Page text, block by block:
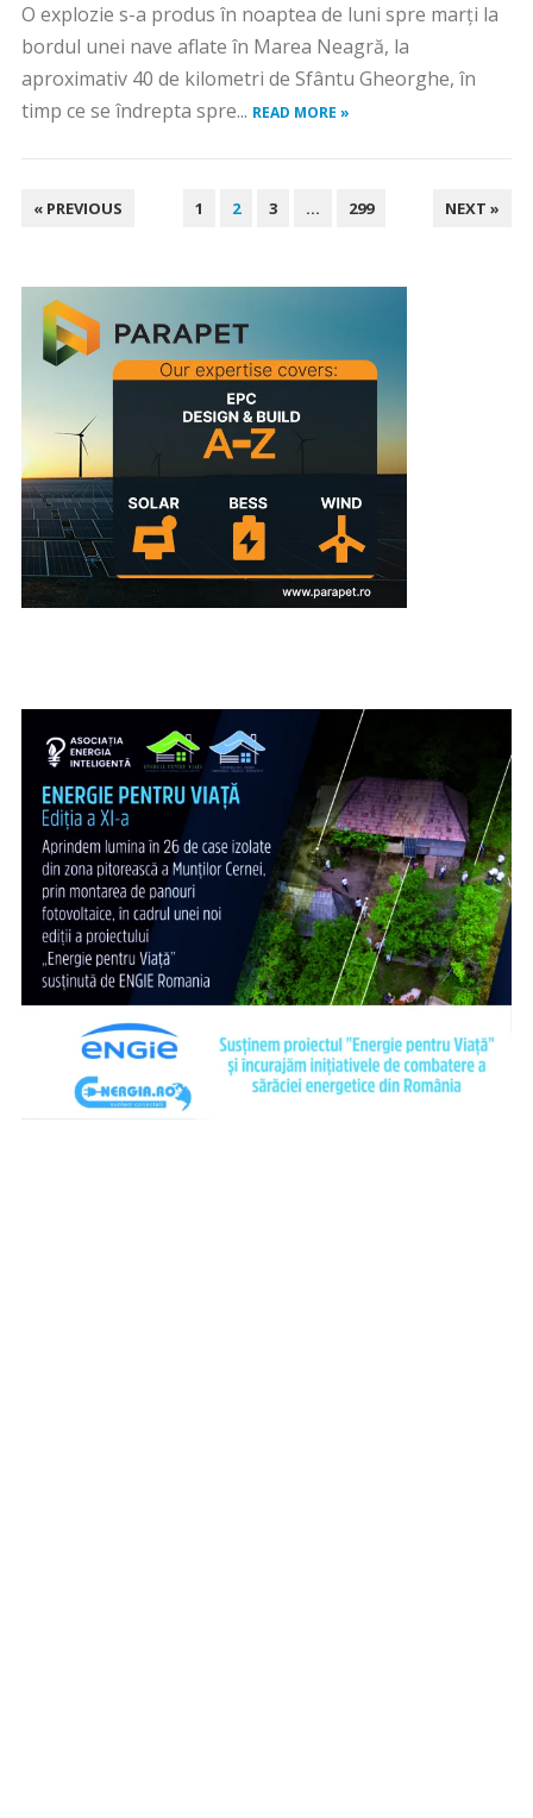
O explozie s-a produs în noaptea de luni spre marți la
bordul unei nave aflate în Marea Neagră, la
aproximativ 40 de kilometri de Sfântu Gheorghe, în
timp ce se îndrepta spre... READ MORE »
PAGINAȚIE
« PREVIOUS 1 2 3 … 299 NEXT »